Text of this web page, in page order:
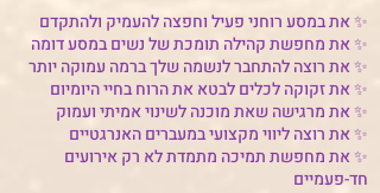
✨ את במסע רוחני פעיל וחפצה להעמיק ולהתקדם
✨ את מחפשת קהילה תומכת של נשים במסע דומה
✨ את רוצה להתחבר לנשמה שלך ברמה עמוקה יותר
✨ את זקוקה לכלים לבטא את הרוח בחיי היומיום
✨ את מרגישה שאת מוכנה לשינוי אמיתי ועמוק
✨ את רוצה ליווי מקצועי במעברים האנרגטיים
✨ את מחפשת תמיכה מתמדת לא רק אירועים
חד-פעמיים